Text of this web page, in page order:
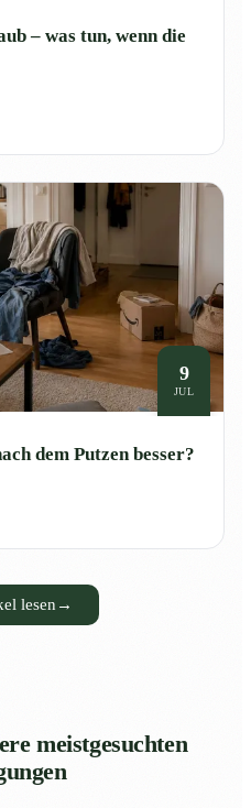
– was tun, wenn die
9
JUL
dem Putzen besser?
lesen →
meistgesuchten